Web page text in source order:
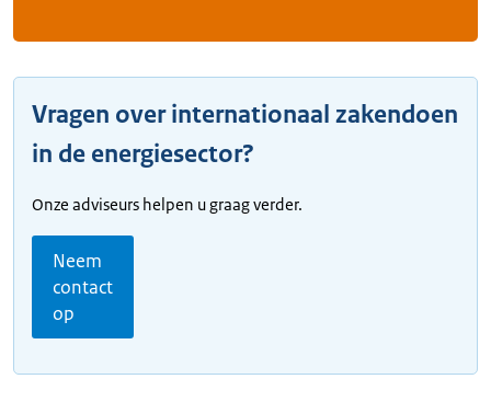
Vragen over internationaal zakendoen
in de energiesector?
Onze adviseurs helpen u graag verder.
Neem
contact
op